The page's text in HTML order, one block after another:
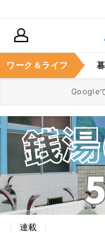
ワーク＆ライフ
ススキル マネー
Google
連載